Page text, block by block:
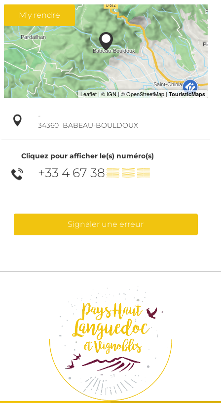
M'y rendre
-
34360 BABEAU-BOULDOUX
Cliquez pour afficher le(s) numéro(s)
+33 4 67 38▒▒ ▒▒ ▒▒
Signaler une erreur